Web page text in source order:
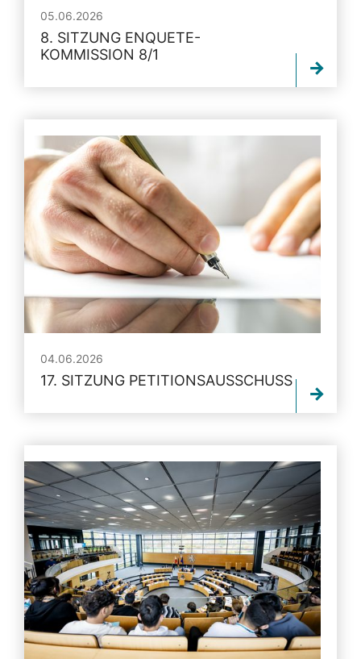
05.06.2026
8. SITZUNG ENQUETE-
KOMMISSION 8/1
04.06.2026
17. SITZUNG PETITIONSAUSSCHUSS